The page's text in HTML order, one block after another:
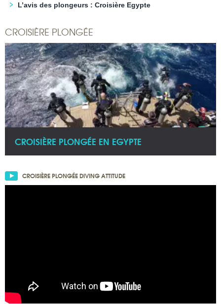
L’avis des plongeurs : Croisière Egypte
CROISIÈRE PLONGÉE
CROISIÈRE PLONGÉE EN EGYPTE
CROISIÈRE PLONGÉE DIVING ATTITUDE